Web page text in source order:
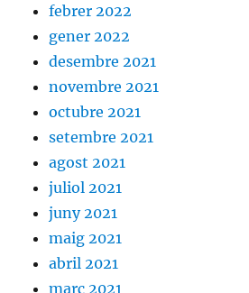
febrer 2022
gener 2022
desembre 2021
novembre 2021
octubre 2021
setembre 2021
agost 2021
juliol 2021
juny 2021
maig 2021
abril 2021
març 2021